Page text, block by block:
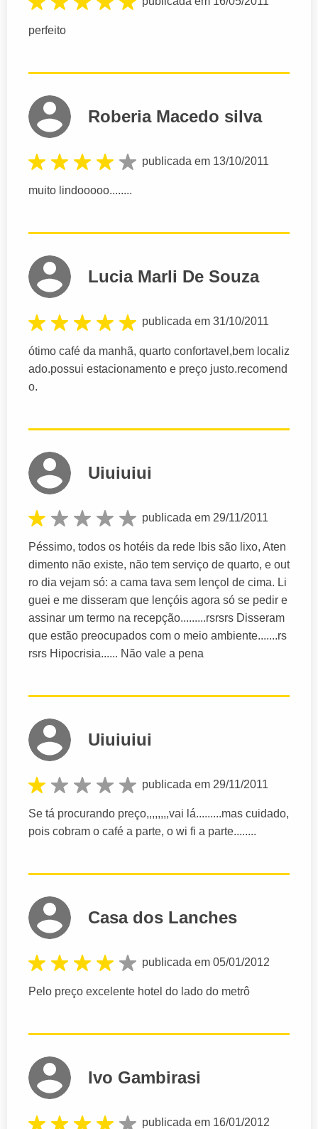
perfeito
Roberia Macedo silva
publicada em 13/10/2011
muito lindooooo........
Lucia Marli De Souza
publicada em 31/10/2011
ótimo café da manhã, quarto confortavel,bem localiz
ado.possui estacionamento e preço justo.recomend
o.
Uiuiuiui
publicada em 29/11/2011
Péssimo, todos os hotéis da rede Ibis são lixo, Aten
dimento não existe, não tem serviço de quarto, e out
ro dia vejam só: a cama tava sem lençol de cima. Li
guei e me disseram que lençóis agora só se pedir e
assinar um termo na recepção.........rsrsrs Disseram
que estão preocupados com o meio ambiente.......rs
rsrs Hipocrisia...... Não vale a pena
Uiuiuiui
publicada em 29/11/2011
Se tá procurando preço,,,,,,,,vai lá.........mas cuidado,
pois cobram o café a parte, o wi fi a parte........
Casa dos Lanches
publicada em 05/01/2012
Pelo preço excelente hotel do lado do metrô
Ivo Gambirasi
publicada em 16/01/2012